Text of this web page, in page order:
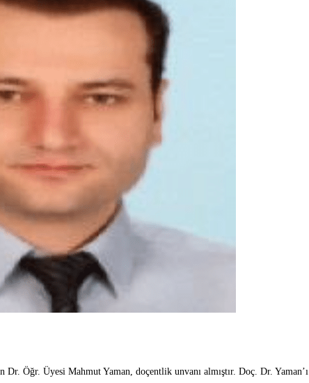
Öğr. Üyesi Mahmut Yaman, doçentlik unvanı almıştır. Doç. Dr. Yaman’ı